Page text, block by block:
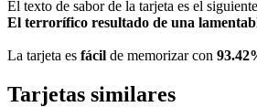
El texto de sabor de la tarjeta es el
El terrorífico resultado de una
La tarjeta es fácil de memorizar con
Tarjetas similares